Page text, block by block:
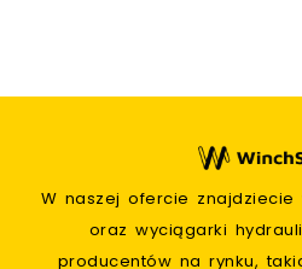
W naszej ofercie znajdziecie
oraz wyciągarki
producentów na rynku,